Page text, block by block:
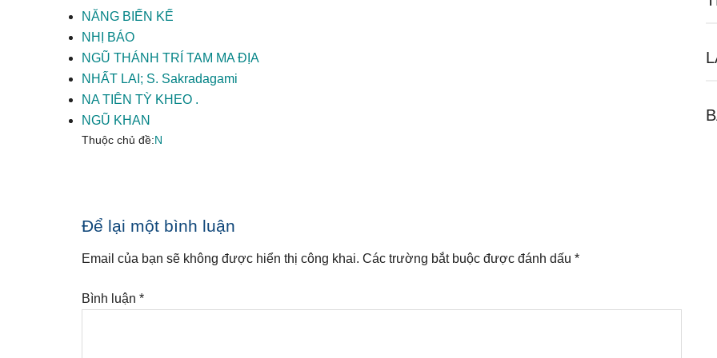
NĂNG BIẾN KẾ
NHỊ BÁO
NGŨ THÁNH TRÍ TAM MA ĐỊA
NHẤT LAI; S. Sakradagami
NA TIÊN TỲ KHEO .
NGŨ KHAN
Thuộc chủ đề:N
Reader
Interactions
Để lại một bình luận
Email của bạn sẽ không được hiển thị công khai. Các trường bắt buộc được đánh dấu *
Bình luận *